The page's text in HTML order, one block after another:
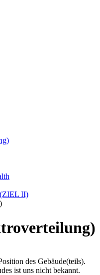
II)
des Gebäude(teils).
ist uns nicht bekannt.